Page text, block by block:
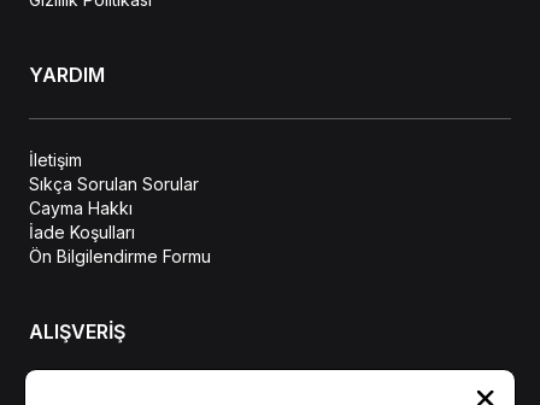
YARDIM
İletişim
Sıkça Sorulan Sorular
Cayma Hakkı
İade Koşulları
Ön Bilgilendirme Formu
ALIŞVERİŞ